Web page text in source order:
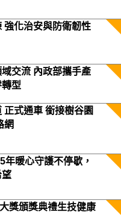
強化治安與防衛韌性
交流 內政部攜手產
型
正式通車 銜接樹谷園
網
年暖心守護不停歇，
望
獎頒獎典禮生技健康